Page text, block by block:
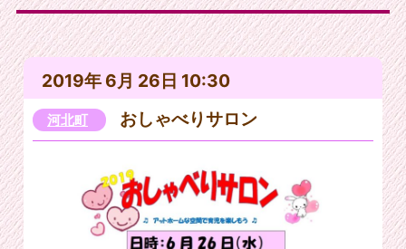
2019年 6月 26日 10:30
河北町 おしゃべりサロン